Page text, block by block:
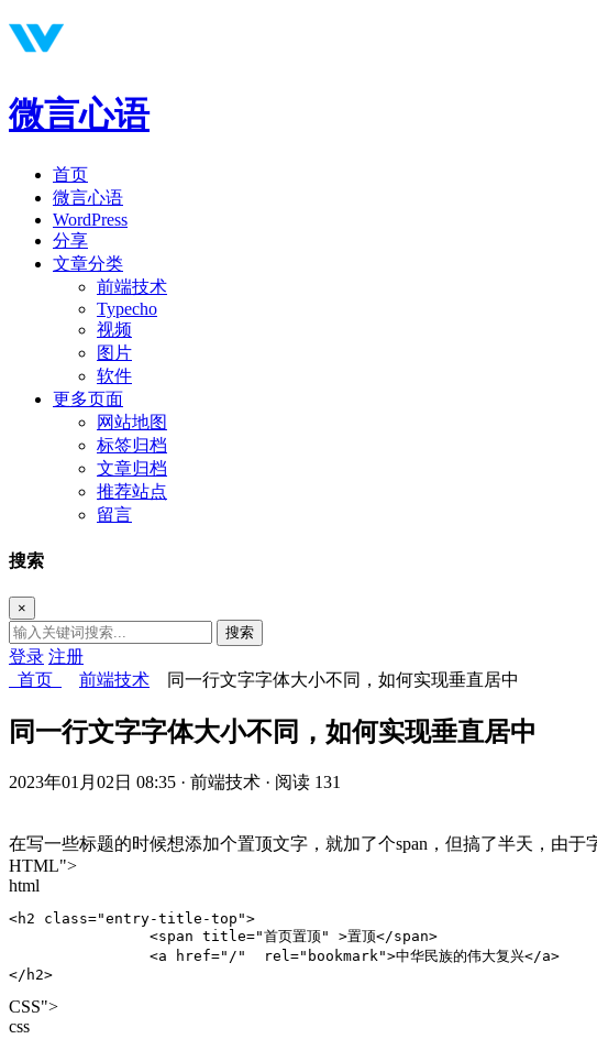
微言心语
首页
微言心语
WordPress
分享
文章分类
前端技术
Typecho
视频
图片
软件
更多页面
网站地图
标签归档
文章归档
推荐站点
留言
搜索
×
搜索
登录 注册
首页
前端技术 同一行文字字体大小不同，如何实现垂直居中
同一行文字字体大小不同，如何实现垂直居中
2023年01月02日 08:35 · 前端技术 · 阅读 131
在写一些标题的时候想添加个置顶文字，就加了个span，但搞了半天，由于
HTML">
html
<h2 class="entry-title-top">
                <span title="首页置顶" >置顶</span>
                <a href="/"  rel="bookmark">中华民族的伟大复兴</a>
</h2>
CSS">
css